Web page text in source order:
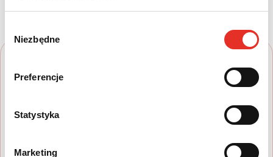
zgody
Niezbędne
Preferencje
Statystyka
Marketing
prostych krokach